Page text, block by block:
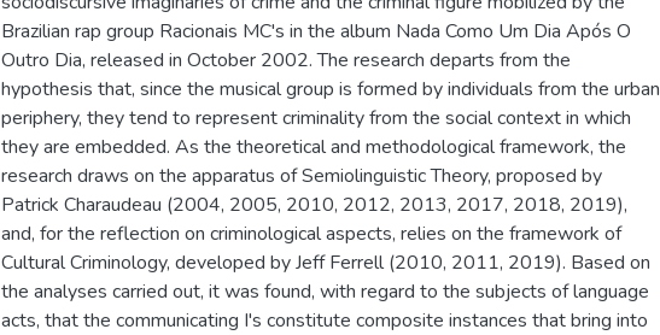
Brazilian rap group Racionais MC's in the album Nada Como Um Dia Após O
Outro Dia, released in October 2002. The research departs from the
hypothesis that, since the musical group is formed by individuals from the urban
periphery, they tend to represent criminality from the social context in which
they are embedded. As the theoretical and methodological framework, the
research draws on the apparatus of Semiolinguistic Theory, proposed by
Patrick Charaudeau (2004, 2005, 2010, 2012, 2013, 2017, 2018, 2019),
and, for the reflection on criminological aspects, relies on the framework of
Cultural Criminology, developed by Jeff Ferrell (2010, 2011, 2019). Based on
the analyses carried out, it was found, with regard to the subjects of language
acts, that the communicating I's constitute composite instances that bring into